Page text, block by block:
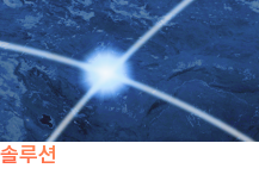
솔루션